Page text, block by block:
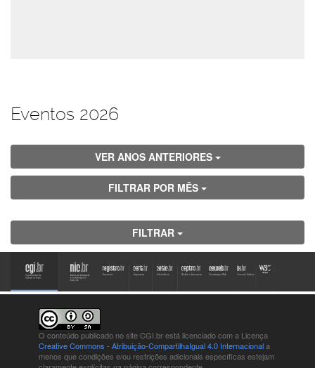
Eventos 2026
VER ANOS ANTERIORES
FILTRAR POR MÊS
FILTRAR
O conteúdo publicado no site CGI.br está licenciado com a Licença
Creative Commons - Atribuição-CompartilhaIgual 4.0 Internacionala
menos que condições e/ou restrições adicionais específicas estejam